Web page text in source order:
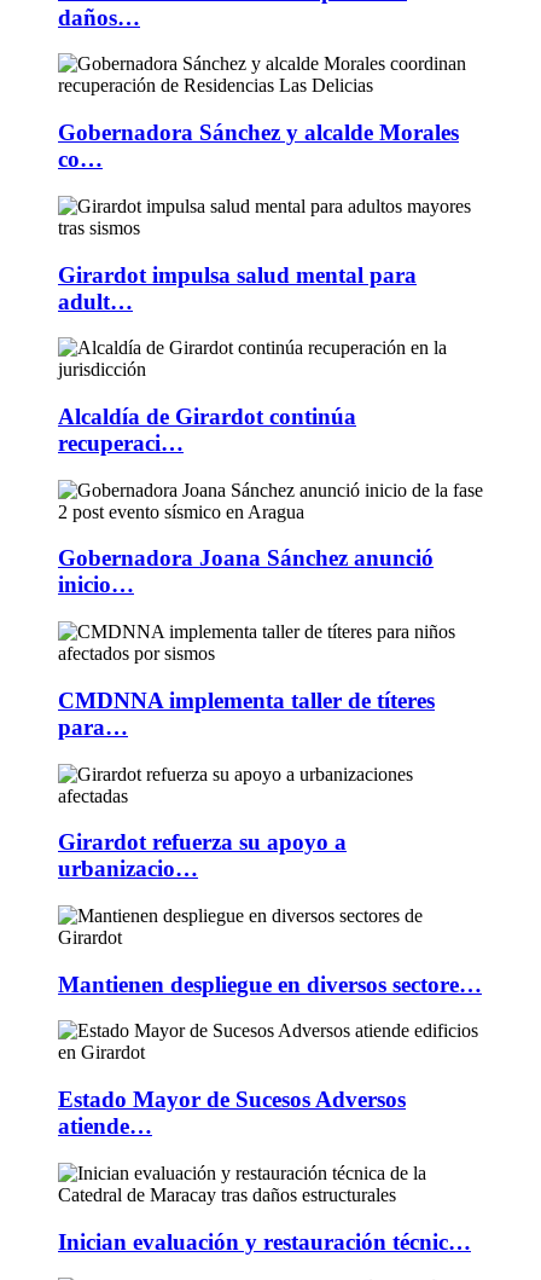
daños…
Gobernadora Sánchez y alcalde Morales
co…
Girardot impulsa salud mental para
adult…
Alcaldía de Girardot continúa
recuperaci…
Gobernadora Joana Sánchez anunció
inicio…
CMDNNA implementa taller de títeres
para…
Girardot refuerza su apoyo a
urbanizacio…
Mantienen despliegue en diversos sectore…
Estado Mayor de Sucesos Adversos
atiende…
Inician evaluación y restauración técnic…